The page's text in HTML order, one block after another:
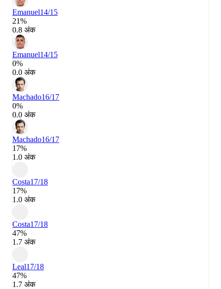
Emanuel14/15
21%
0.8 अंक
Emanuel14/15
0%
0.0 अंक
Machado16/17
0%
0.0 अंक
Machado16/17
17%
1.0 अंक
Costa17/18
17%
1.0 अंक
Costa17/18
47%
1.7 अंक
Leal17/18
47%
1.7 अंक